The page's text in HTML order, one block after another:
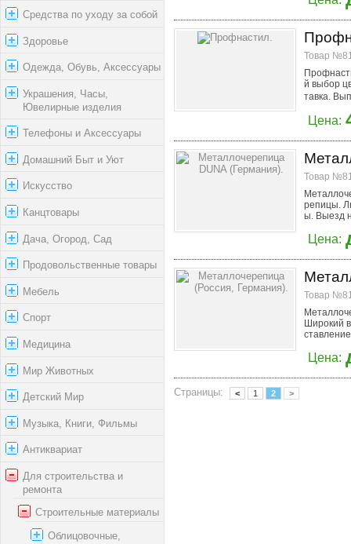
Средства по уходу за собой
Здоровье
Одежда, Обувь, Аксессуары
Украшения, Часы,
Ювелирные изделия
Телефоны и Аксессуары
Домашний Быт и Уют
Искусство
Канцтовары
Дача, Огород, Сад
Продовольственные товары
Мебель
Спорт
Медицина
Мир Животных
Детский Мир
Музыка, Книги, Фильмы
Антиквариат
Для строительства и
ремонта
Строительные материалы
Облицовочные,
Товар
й выбор
тавка.
Цена:
Товар
репицы.
ы. Выезд
Цена:
Товар
Широкий
Цена:
Страницы: < 1 2 >